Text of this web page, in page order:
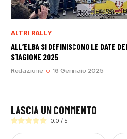
ALTRI RALLY
ALL’ELBA SI DEFINISCONO LE DATE
STAGIONE 2025
Redazione 16 Gennaio 2025
LASCIA UN COMMENTO
0.0 / 5